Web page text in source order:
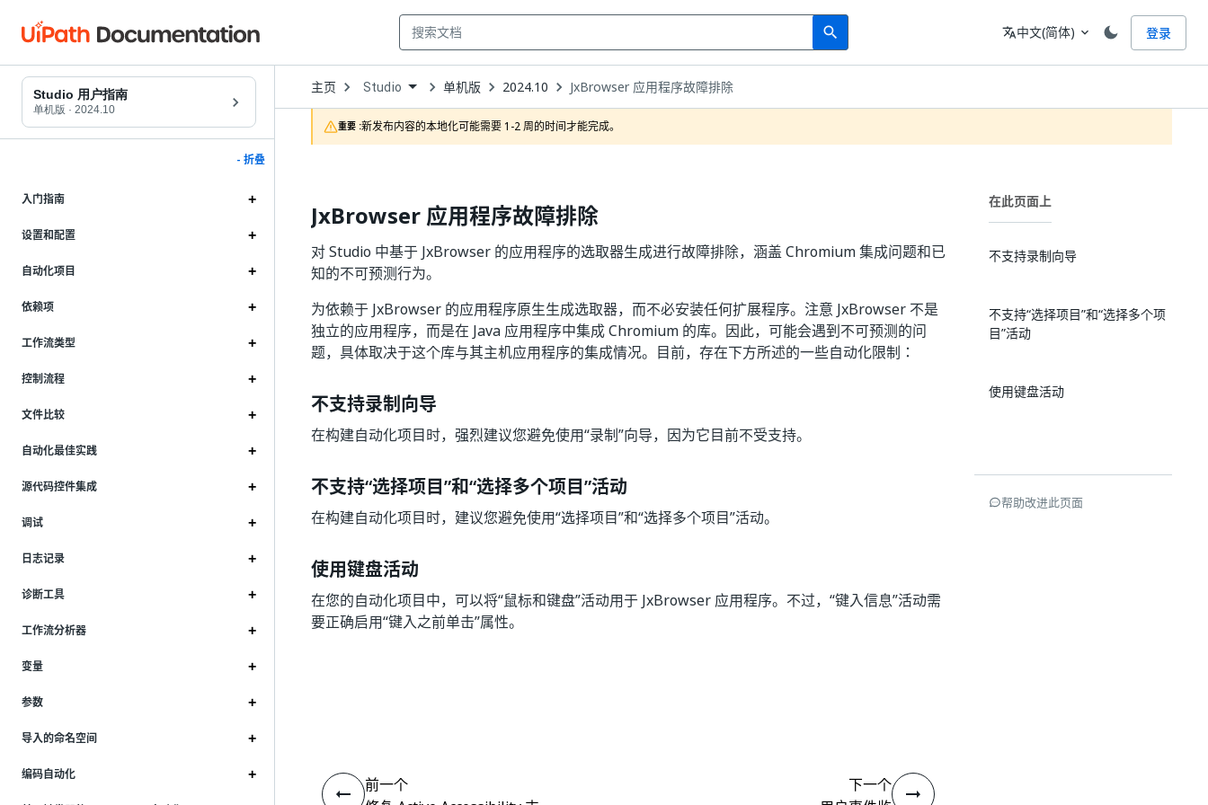
search
Search 语言
translate中文(简体) expand_more 登录
Studio 用户指南
单机版 · 2024.10
- 折叠
入门指南
设置和配置
自动化项目
依赖项
工作流类型
控制流程
文件比较
自动化最佳实践
源代码控件集成
调试
日志记录
诊断工具
工作流分析器
变量
参数
导入的命名空间
编码自动化
主页 Open
Dropdown
to
choose
product
Studio 单机版 2024.10 JxBrowser 应用程序故障排除
重要 :新发布内容的本地化可能需要 1-2 周的时间才能完成。
JxBrowser 应用程序故障排除
对 Studio 中基于 JxBrowser 的应用程序的选取器生成进行故障排除，涵盖 Chromium 集成问题和已
知的不可预测行为。
为依赖于 JxBrowser 的应用程序原生生成选取器，而不必安装任何扩展程序。注意 JxBrowser 不是
独立的应用程序，而是在 Java 应用程序中集成 Chromium 的库。因此，可能会遇到不可预测的问
题，具体取决于这个库与其主机应用程序的集成情况。目前，存在下方所述的一些自动化限制：
不支持录制向导
在构建自动化项目时，强烈建议您避免使用“录制”向导，因为它目前不受支持。
不支持“选择项目”和“选择多个项目”活动
在构建自动化项目时，建议您避免使用“选择项目”和“选择多个项目”活动。
使用键盘活动
在您的自动化项目中，可以将“鼠标和键盘”活动用于 JxBrowser 应用程序。不过，“键入信息”活动需
要正确启用“键入之前单击”属性。
在此页面上
不支持录制向导
不支持“选择项目”和“选择多个项
目”活动
使用键盘活动
帮助改进此页面
前一个
下一个